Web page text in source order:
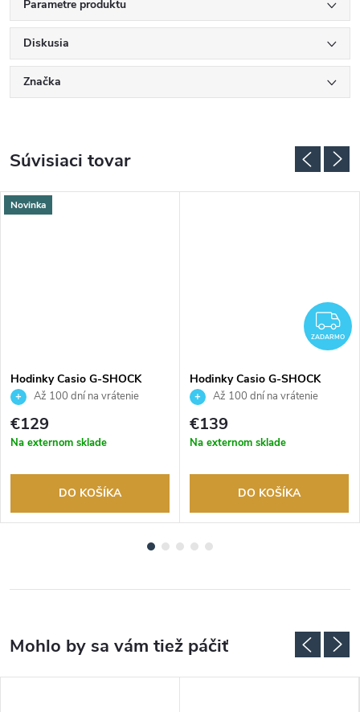
Parametre produktu
Diskusia
Značka
Súvisiaci tovar
Novinka
Hodinky Casio G-SHOCK
GMA-P2100SR-1AER
Až 100 dní na vrátenie
tovaru. Autorizovaný predajca.
€129
Na externom sklade
DO KOŠÍKA
ZADARMO
Hodinky Casio G-SHOCK
GMA-P2110SC-4AER
Až 100 dní na vrátenie
tovaru. Autorizovaný predajca.
€139
Na externom sklade
DO KOŠÍKA